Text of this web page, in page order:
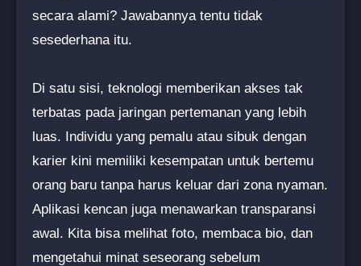
secara alami? Jawabannya tentu tidak
sesederhana itu.
Di satu sisi, teknologi memberikan akses tak
terbatas pada jaringan pertemanan yang lebih
luas. Individu yang pemalu atau sibuk dengan
karier kini memiliki kesempatan untuk bertemu
orang baru tanpa harus keluar dari zona nyaman.
Aplikasi kencan juga menawarkan transparansi
awal. Kita bisa melihat foto, membaca bio, dan
mengetahui minat seseorang sebelum